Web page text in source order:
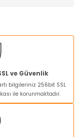
ve Güvenlik
bilgileriniz 256bit SSL
ile korunmaktadır.